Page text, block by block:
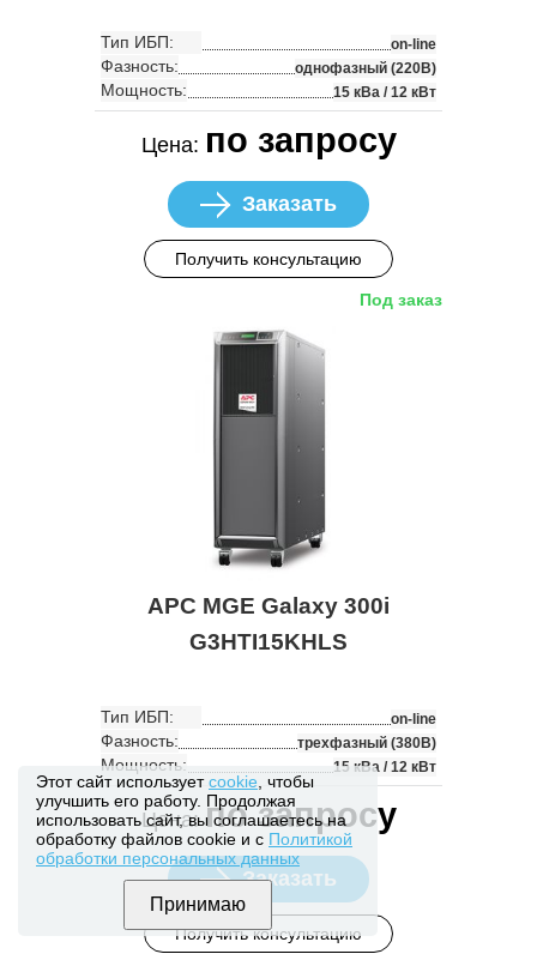
Тип ИБП: on-line
Фазность: однофазный (220В)
Мощность: 15 кВа / 12 кВт
Цена: по запросу
Заказать
Получить консультацию
Под заказ
APC MGE Galaxy 300i
G3HTI15KHLS
Тип ИБП: on-line
Фазность: трехфазный (380В)
Мощность: 15 кВа / 12 кВт
Цена:по запросу
Заказать
Получить консультацию
Этот сайт используетcookie , чтобы
улучшить его работу. Продолжая
использовать сайт, вы соглашаетесь на
обработку файлов cookie и с Политикой
обработки персональных данных